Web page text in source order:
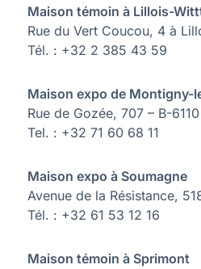
Maison témoin à Lillois-
Rue du Vert Coucou, 4 à
Tél. : +32 2 385 43 59
Maison expo de Montigny-
Rue de Gozée, 707 – B-
Tel. : +32 71 60 68 11
Maison expo à Soumagne
Avenue de la Résistance,
Tél. : +32 61 53 12 16
Maison témoin à Sprimont